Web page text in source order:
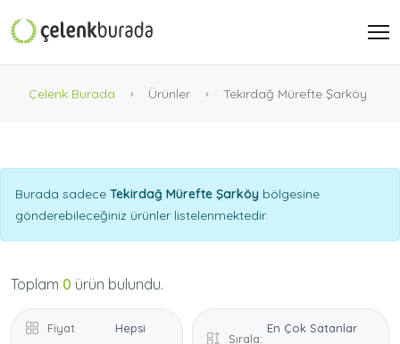
Çelenk Burada Ürünler Tekirdağ Mürefte Şarköy
Burada sadece Tekirdağ Mürefte Şarköy bölgesine
gönderebileceğiniz ürünler listelenmektedir.
Toplam 0 ürün bulundu.
Fiyat
Hepsi
Sırala:
En Çok Satanlar